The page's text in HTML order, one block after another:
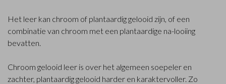
Het leer kan chroom of plantaardig gelooid zijn, of een
combinatie van chroom met een plantaardige na-looiing
bevatten.
Chroom gelooid leer is over het algemeen soepeler en
zachter, plantaardig gelooid harder en karaktervoller. Zo